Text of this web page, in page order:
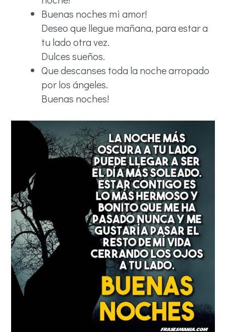
Buenas noches mi amor!
Deseo que llegue mañana, para estar a
tu lado otra vez.
Dulces sueños.
Que descanses toda la noche arropado
por los ángeles.
Buenas noches!